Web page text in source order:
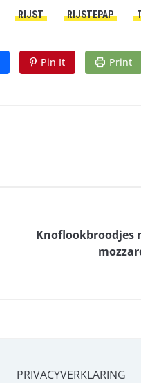
RIJST RIJSTEPAP
Pin It Print
Knoflookbroodjes
PRIVACYVERKLARING